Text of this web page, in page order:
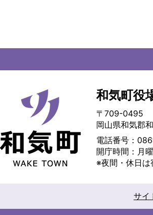
WAKE
TOWN
和気町役
〒709-0495
岡山県和気郡
電話番号：
開庁時間：月
※夜間・休日
サイ